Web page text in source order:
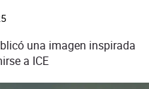
una imagen inspirada
a ICE